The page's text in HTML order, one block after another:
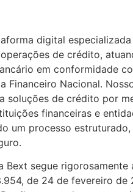
digital especializada
de crédito,
em conformidade
Financeiro Nacional.
soluções de crédito por
financeiras e
um processo estruturado,
Bext segue rigorosamente
de 24 de fevereiro de